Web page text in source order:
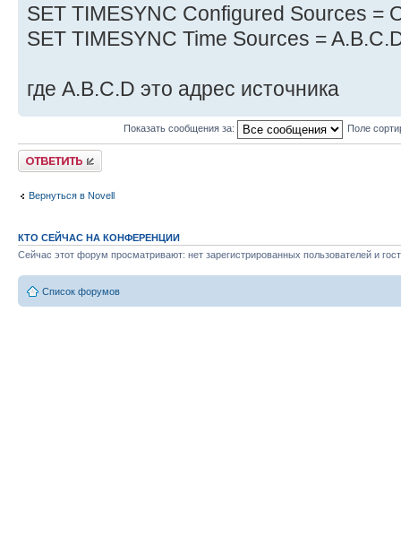
SET TIMESYNC Configured Sources =
SET TIMESYNC Time Sources =
где A.B.C.D это адрес источника
Показать сообщения за: Поле
Ответить
Вернуться в Novell
КТО СЕЙЧАС НА КОНФЕРЕНЦИИ
Сейчас этот форум просматривают: нет зарегистрированных пользователей и
Список форумов